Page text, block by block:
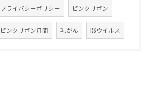
プライバシーポリシー ピンクリボン
ピンクリボン月間 乳がん RSウイルス